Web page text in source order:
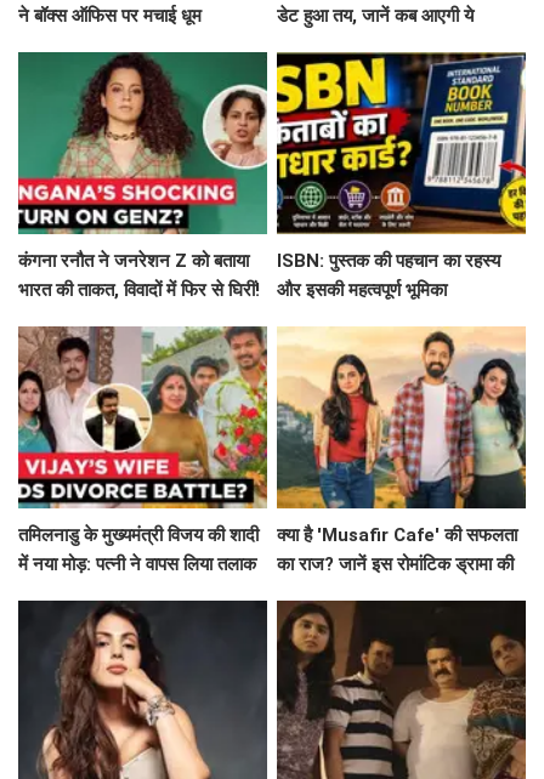
ने बॉक्स ऑफिस पर मचाई धूम
डेट हुआ तय, जानें कब आएगी ये
कंगना रनौत ने जनरेशन Z को बताया
भारत की ताकत, विवादों में फिर से घिरीं!
ISBN: पुस्तक की पहचान का रहस्य
और इसकी महत्वपूर्ण भूमिका
तमिलनाडु के मुख्यमंत्री विजय की शादी
में नया मोड़: पत्नी ने वापस लिया तलाक
क्या है 'Musafir Cafe' की सफलता
का राज? जानें इस रोमांटिक ड्रामा की